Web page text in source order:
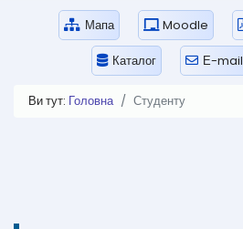
Мапа Moodle
Каталог Е-mail
Ви тут: Головна Студенту